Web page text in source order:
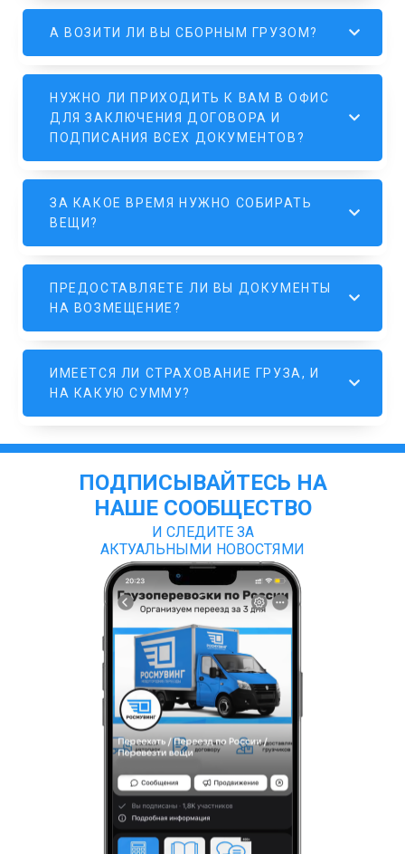
А ВОЗИТИ ЛИ ВЫ СБОРНЫМ ГРУЗОМ?
НУЖНО ЛИ ПРИХОДИТЬ К ВАМ В ОФИС
ДЛЯ ЗАКЛЮЧЕНИЯ ДОГОВОРА И
ПОДПИСАНИЯ ВСЕХ ДОКУМЕНТОВ?
ЗА КАКОЕ ВРЕМЯ НУЖНО СОБИРАТЬ
ВЕЩИ?
ПРЕДОСТАВЛЯЕТЕ ЛИ ВЫ ДОКУМЕНТЫ
НА ВОЗМЕЩЕНИЕ?
ИМЕЕТСЯ ЛИ СТРАХОВАНИЕ ГРУЗА, И
НА КАКУЮ СУММУ?
ПОДПИСЫВАЙТЕСЬ НА
НАШЕ СООБЩЕСТВО
И СЛЕДИТЕ ЗА
АКТУАЛЬНЫМИ НОВОСТЯМИ